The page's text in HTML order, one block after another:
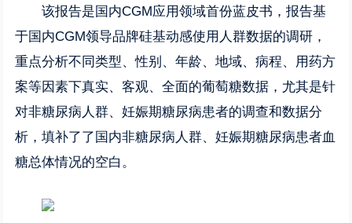
该报告是国内CGM应用领域首份蓝皮书，报告基
于国内CGM领导品牌硅基动感使用人群数据的调研，
重点分析不同类型、性别、年龄、地域、病程、用药方
案等因素下真实、客观、全面的葡萄糖数据，尤其是针
对非糖尿病人群、妊娠期糖尿病患者的调查和数据分
析，填补了了国内非糖尿病人群、妊娠期糖尿病患者血
糖总体情况的空白。